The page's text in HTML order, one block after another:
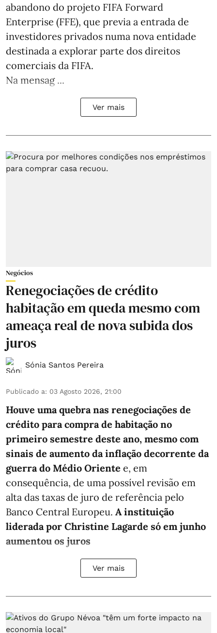
abandono do projeto FIFA Forward
Enterprise (FFE), que previa a entrada de
investidores privados numa nova entidade
destinada a explorar parte dos direitos
comerciais da FIFA.
Na mensag ...
Ver mais
Negócios
Renegociações de crédito
habitação em queda mesmo com
ameaça real de nova subida dos
juros
Sónia Santos Pereira
Publicado a: 03 Agosto 2026, 21:00
Houve uma quebra nas renegociações de
crédito para compra de habitação no
primeiro semestre deste ano, mesmo com
sinais de aumento da inflação decorrente da
guerra do Médio Oriente e, em
consequência, de uma possível revisão em
alta das taxas de juro de referência pelo
Banco Central Europeu. A instituição
liderada por Christine Lagarde só em junho
aumentou os juros
Ver mais